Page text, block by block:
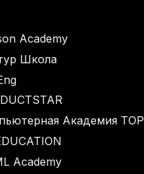
Academy
Школа
Академия TOP
Academy